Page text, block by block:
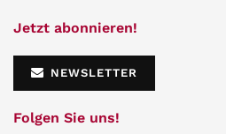
Jetzt abonnieren!
NEWSLETTER
Folgen Sie uns!